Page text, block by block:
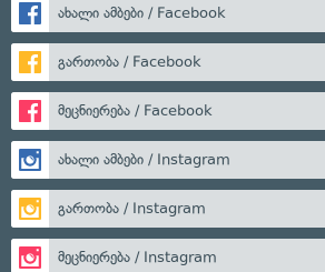
ახალი ამბები / Facebook
გართობა / Facebook
მეცნიერება / Facebook
ახალი ამბები / Instagram
გართობა / Instagram
მეცნიერება / Instagram